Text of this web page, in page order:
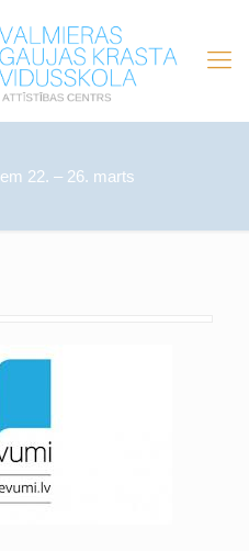
22. – 26. marts